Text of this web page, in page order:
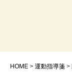
HOME > 運動指導箋 >